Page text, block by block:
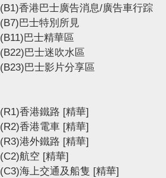
(B1)香港巴士廣告消息/廣告車行踪
(B7)巴士特別所見
(B11)巴士精華區
(B22)巴士迷吹水區
(B23)巴士影片分享區
(R1)香港鐵路 [精華]
(R2)香港電車 [精華]
(R3)港外鐵路 [精華]
(C2)航空 [精華]
(C3)海上交通及船隻 [精華]